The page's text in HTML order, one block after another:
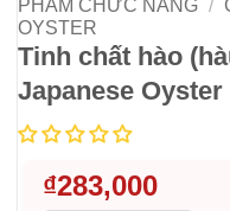
PHẨM CHỨC NĂNG /
OYSTER
Tinh chất hào
Japanese
₫283,000